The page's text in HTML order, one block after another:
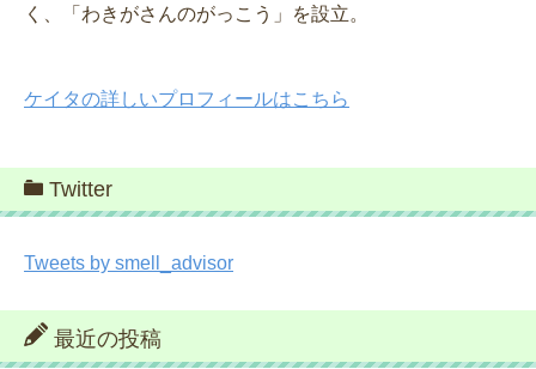
く、「わきがさんのがっこう」を設立。
ケイタの詳しいプロフィールはこちら
Twitter
Tweets by smell_advisor
最近の投稿